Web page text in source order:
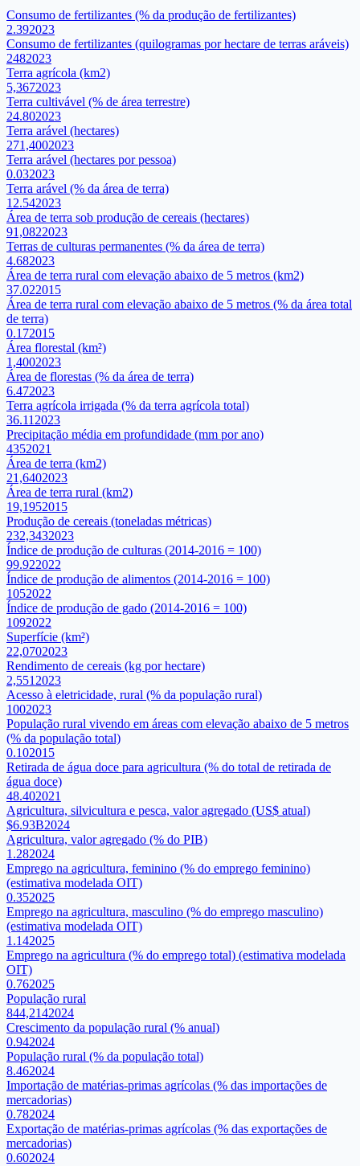
Consumo de fertilizantes (% da produção de fertilizantes)
2.392023
Consumo de fertilizantes (quilogramas por hectare de terras aráveis)
2482023
Terra agrícola (km2)
5,3672023
Terra cultivável (% de área terrestre)
24.802023
Terra arável (hectares)
271,4002023
Terra arável (hectares por pessoa)
0.032023
Terra arável (% da área de terra)
12.542023
Área de terra sob produção de cereais (hectares)
91,0822023
Terras de culturas permanentes (% da área de terra)
4.682023
Área de terra rural com elevação abaixo de 5 metros (km2)
37.022015
Área de terra rural com elevação abaixo de 5 metros (% da área total
de terra)
0.172015
Área florestal (km²)
1,4002023
Área de florestas (% da área de terra)
6.472023
Terra agrícola irrigada (% da terra agrícola total)
36.11 2023
Precipitação média em profundidade (mm por ano)
4352021
Área de terra (km2)
21,6402023
Área de terra rural (km2)
19,1952015
Produção de cereais (toneladas métricas)
232,3432023
Índice de produção de culturas (2014-2016 = 100)
99.922022
Índice de produção de alimentos (2014-2016 = 100)
1052022
Índice de produção de gado (2014-2016 = 100)
1092022
Superfície (km²)
22,0702023
Rendimento de cereais (kg por hectare)
2,551 2023
Acesso à eletricidade, rural (% da população rural)
1002023
População rural vivendo em áreas com elevação abaixo de 5 metros
(% da população total)
0.102015
Retirada de água doce para agricultura (% do total de retirada de
água doce)
48.402021
Agricultura, silvicultura e pesca, valor agregado (US$ atual)
$6.93B2024
Agricultura, valor agregado (% do PIB)
1.282024
Emprego na agricultura, feminino (% do emprego feminino)
(estimativa modelada OIT)
0.352025
Emprego na agricultura, masculino (% do emprego masculino)
(estimativa modelada OIT)
1.142025
Emprego na agricultura (% do emprego total) (estimativa modelada
OIT)
0.762025
População rural
844,2142024
Crescimento da população rural (% anual)
0.942024
População rural (% da população total)
8.462024
Importação de matérias-primas agrícolas (% das importações de
mercadorias)
0.782024
Exportação de matérias-primas agrícolas (% das exportações de
mercadorias)
0.602024